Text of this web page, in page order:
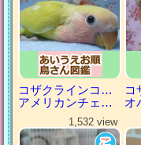
コザクラインコ（小桜インコ）
アメリカンチェリー
1,532 view